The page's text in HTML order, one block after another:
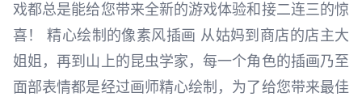
戏都总是能给您带来全新的游戏体验和接二连三的惊
喜！ 精心绘制的像素风插画 从姑妈到商店的店主大
姐姐，再到山上的昆虫学家，每一个角色的插画乃至
面部表情都是经过画师精心绘制，为了给您带来最佳